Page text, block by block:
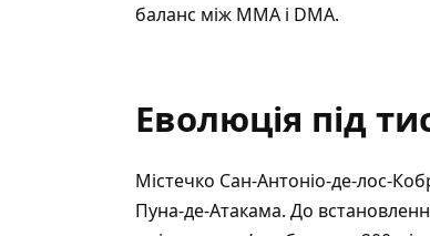
баланс між MMA і DMA.
Еволюція під
Містечко Сан-Антоніо-де-лос-
Пуна-де-Атакама. До